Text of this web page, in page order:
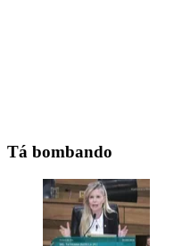
Tá bombando